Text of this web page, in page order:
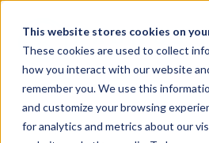
This website stores cookies on
These cookies are used to collect
how you interact with our website
remember you. We use this
and customize your browsing
for analytics and metrics about our